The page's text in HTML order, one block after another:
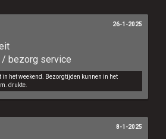
/ bezorg service
het weekend. Bezorgtijden kunnen in het
drukte.
26-1-2025
8-1-2025